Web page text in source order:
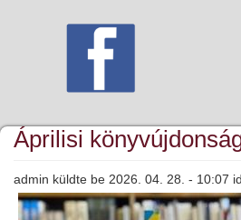
Áprilisi
admin küldte be 2026. 04. 28. - 10:07